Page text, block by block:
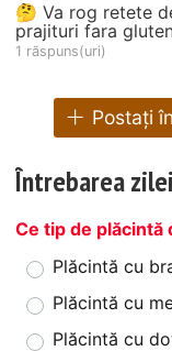
🤔 Va rog retete
prajituri fara
1 răspuns(uri)
Postați
Întrebarea zilei
Ce tip de plăcintă
Plăcintă cu
Plăcintă cu
Plăcintă cu